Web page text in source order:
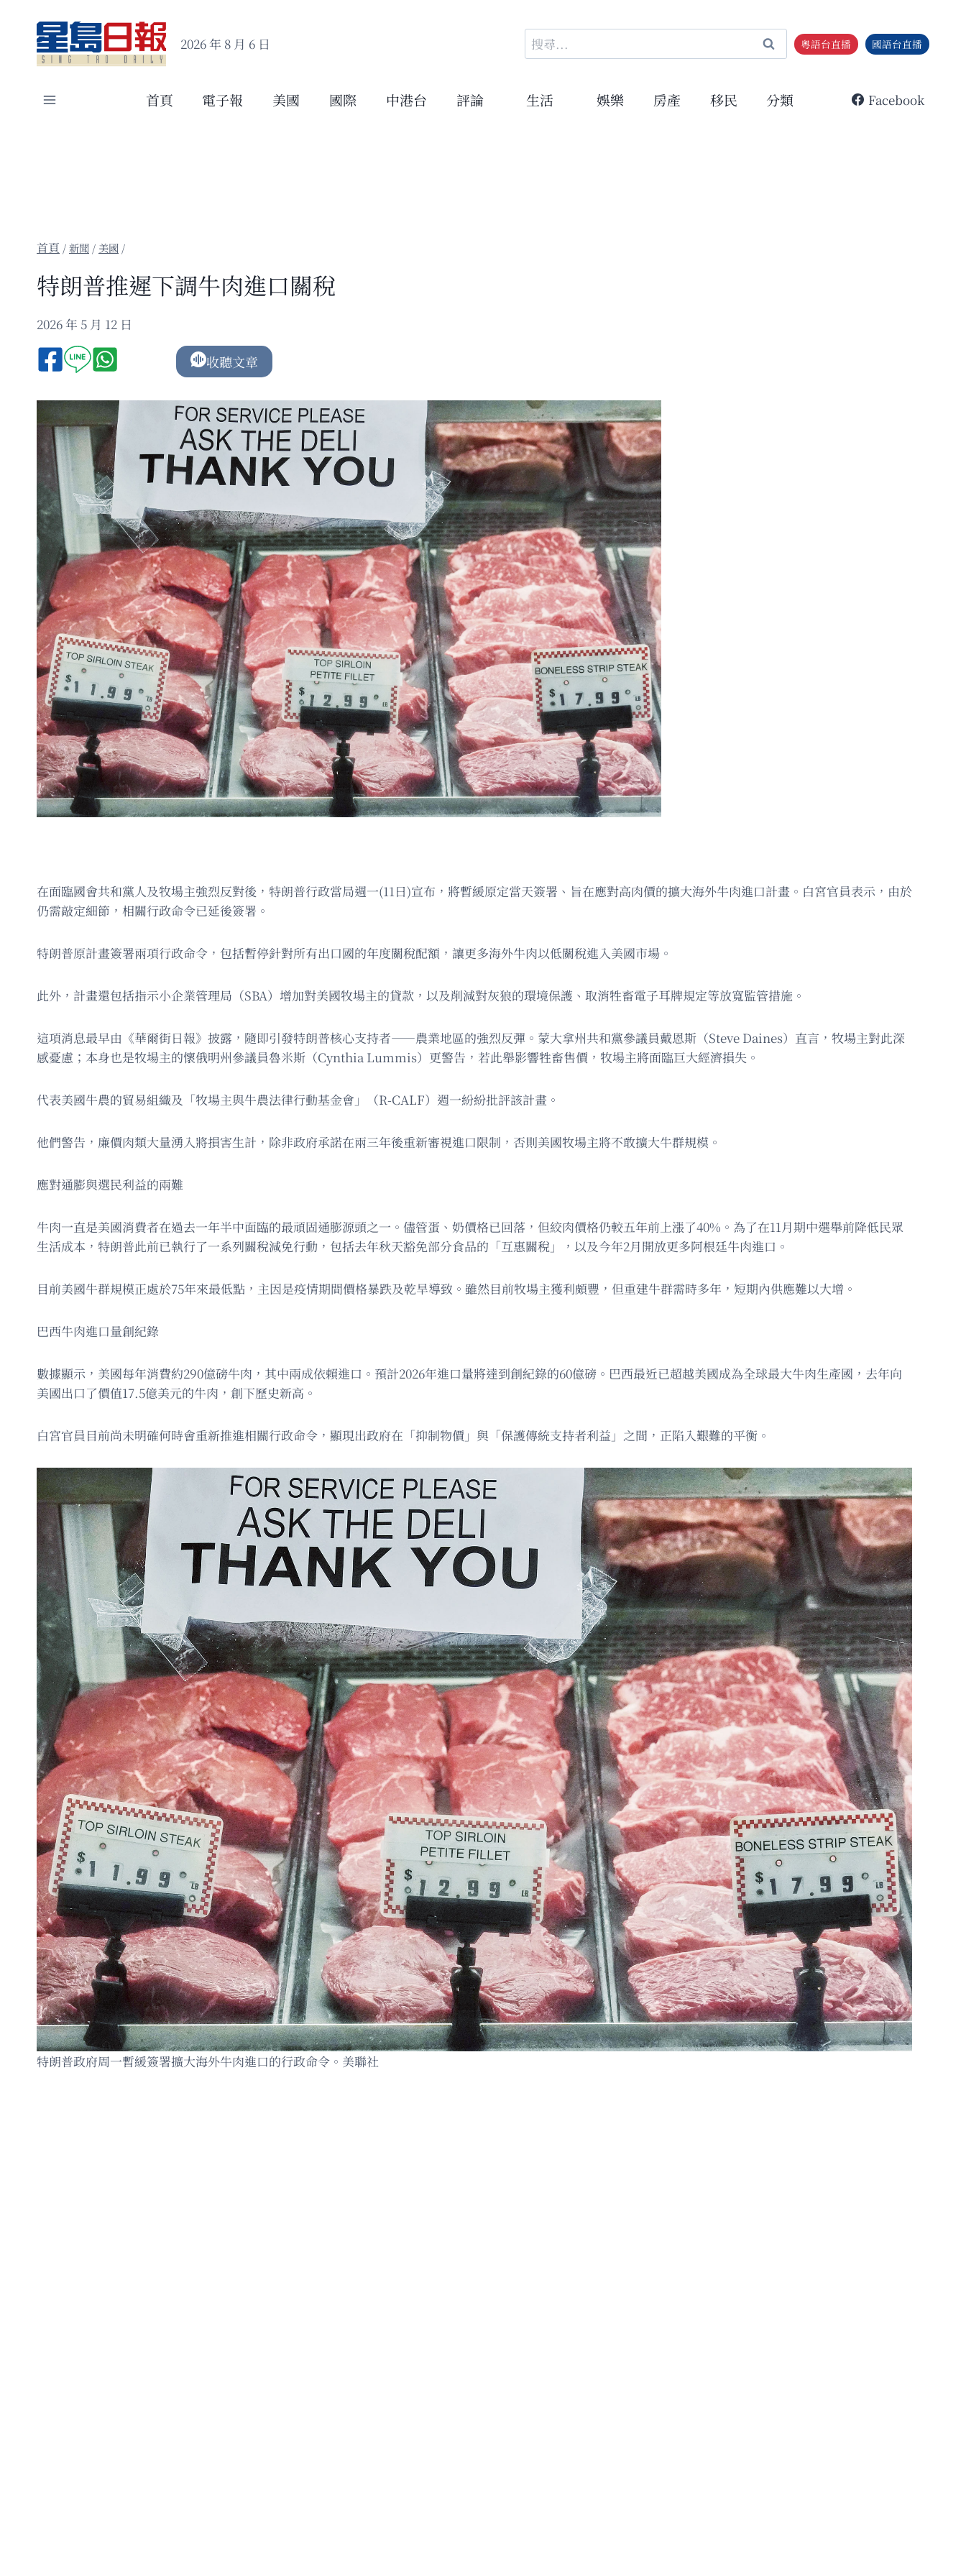
content
2026 年 8 月 6 日
搜
尋
鍵
粵語台直播 國語台直播
首頁 電子報 美國 國際 中港台 評論 生活 娛樂 房產 移民 分類 Facebook
/新聞 / 美國 /
特朗普推遲下調牛肉進口關稅
2026 年 5 月 12 日
收聽文章
在面臨國會共和黨人及牧場主強烈反對後，特朗普行政當局週一(11日)宣布，將暫緩原定當天簽署、旨在應對高肉價的擴大海外牛肉進口計畫。白宮官員表示，由於
仍需敲定細節，相關行政命令已延後簽署。
特朗普原計畫簽署兩項行政命令，包括暫停針對所有出口國的年度關稅配額，讓更多海外牛肉以低關稅進入美國市場。
此外，計畫還包括指示小企業管理局（SBA）增加對美國牧場主的貸款，以及削減對灰狼的環境保護、取消牲畜電子耳牌規定等放寬監管措施。
這項消息最早由《華爾街日報》披露，隨即引發特朗普核心支持者——農業地區的強烈反彈。蒙大拿州共和黨參議員戴恩斯（Steve Daines）直言，牧場主對此深
感憂慮；本身也是牧場主的懷俄明州參議員魯米斯（Cynthia Lummis）更警告，若此舉影響牲畜售價，牧場主將面臨巨大經濟損失。
代表美國牛農的貿易組織及「牧場主與牛農法律行動基金會」（R-CALF）週一紛紛批評該計畫。
他們警告，廉價肉類大量湧入將損害生計，除非政府承諾在兩三年後重新審視進口限制，否則美國牧場主將不敢擴大牛群規模。
應對通膨與選民利益的兩難
牛肉一直是美國消費者在過去一年半中面臨的最頑固通膨源頭之一。儘管蛋、奶價格已回落，但絞肉價格仍較五年前上漲了40%。為了在11月期中選舉前降低民眾
生活成本，特朗普此前已執行了一系列關稅減免行動，包括去年秋天豁免部分食品的「互惠關稅」，以及今年2月開放更多阿根廷牛肉進口。
目前美國牛群規模正處於75年來最低點，主因是疫情期間價格暴跌及乾旱導致。雖然目前牧場主獲利頗豐，但重建牛群需時多年，短期內供應難以大增。
巴西牛肉進口量創紀錄
數據顯示，美國每年消費約290億磅牛肉，其中兩成依賴進口。預計2026年進口量將達到創紀錄的60億磅。巴西最近已超越美國成為全球最大牛肉生產國，去年向
美國出口了價值17.5億美元的牛肉，創下歷史新高。
白宮官員目前尚未明確何時會重新推進相關行政命令，顯現出政府在「抑制物價」與「保護傳統支持者利益」之間，正陷入艱難的平衡。
特朗普政府周一暫緩簽署擴大海外牛肉進口的行政命令。美聯社